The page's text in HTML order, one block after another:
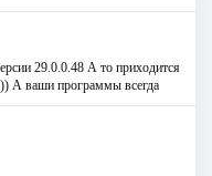
29.0.0.48 А то приходится
А ваши программы всегда